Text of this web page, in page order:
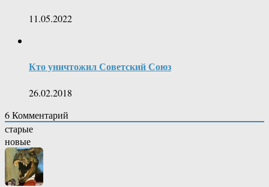
11.05.2022
Кто уничтожил Советский Союз
26.02.2018
6Комментарий
старые
новые